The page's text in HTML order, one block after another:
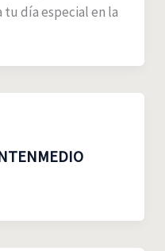
tu día especial en la